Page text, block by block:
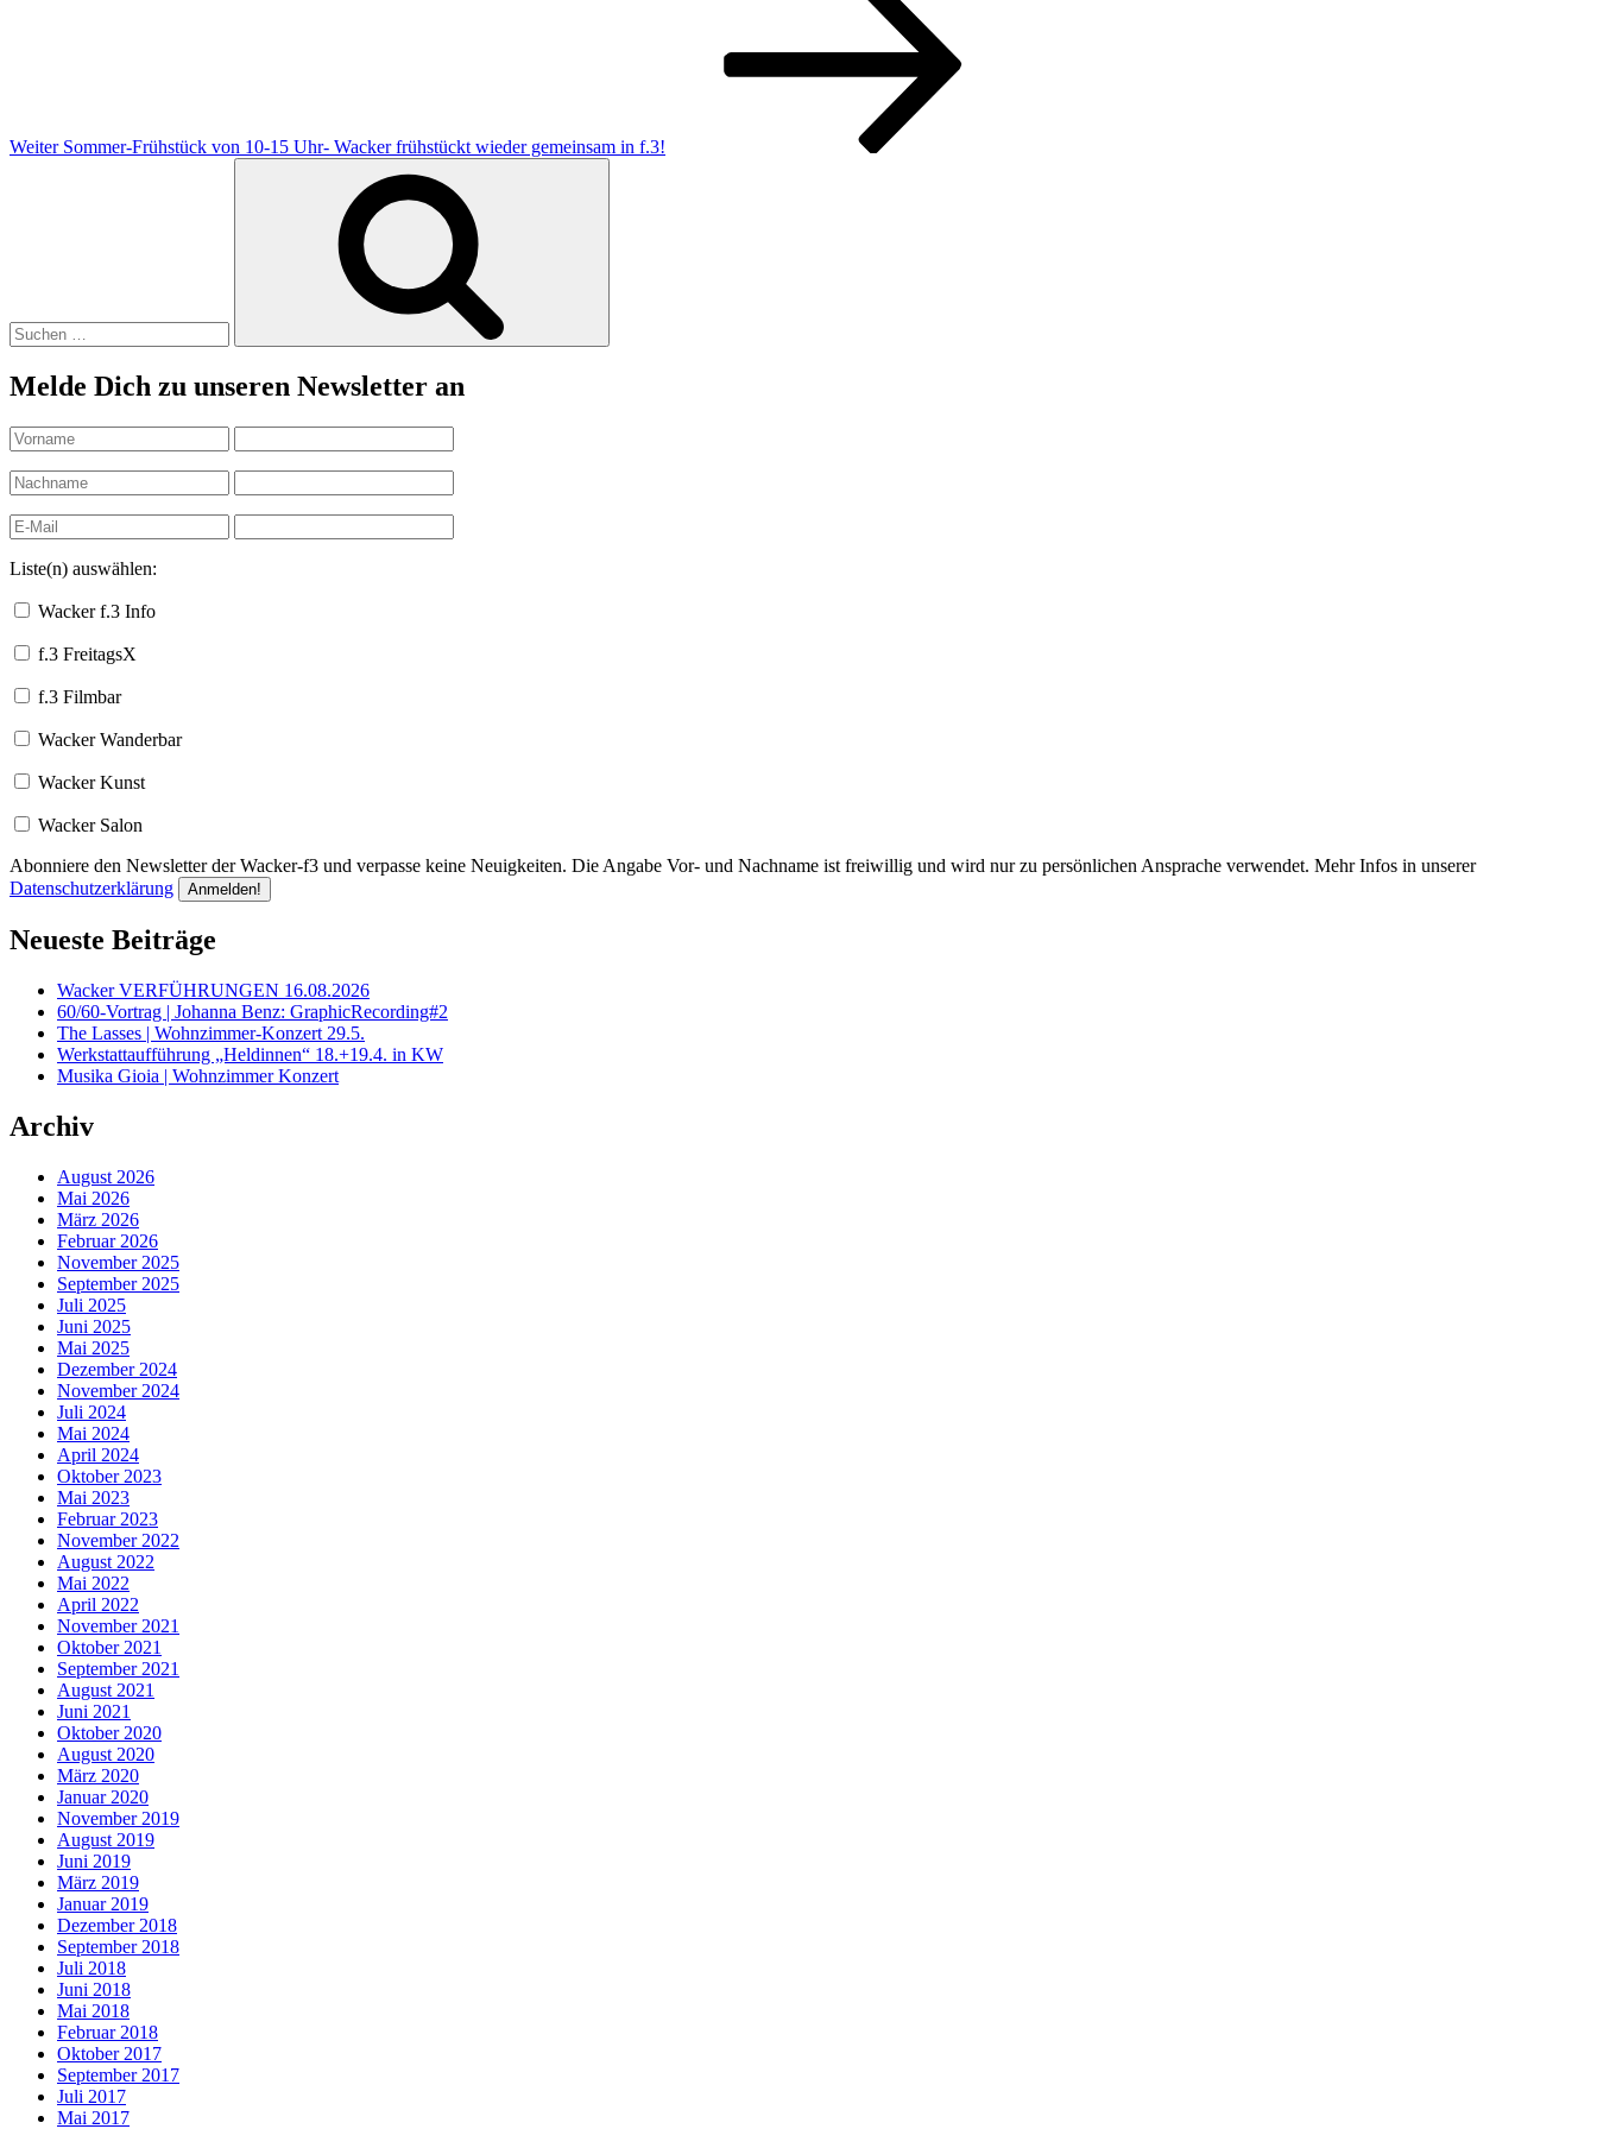
Weiter Sommer-Frühstück von 10-15 Uhr- Wacker frühstückt wieder gemeinsam in f.3!
Melde Dich zu unseren Newsletter an
Liste(n) auswählen:
Wacker f.3 Info
f.3 FreitagsX
f.3 Filmbar
Wacker Wanderbar
Wacker Kunst
Wacker Salon
Abonniere den Newsletter der Wacker-f3 und verpasse keine Neuigkeiten. Die Angabe Vor- und Nachname ist freiwillig und wird nur zu persönlichen Ansprache verwendet. Mehr Infos in unserer
Datenschutzerklärung
Neueste Beiträge
Wacker VERFÜHRUNGEN 16.08.2026
60/60-Vortrag | Johanna Benz: GraphicRecording#2
The Lasses | Wohnzimmer-Konzert 29.5.
Werkstattaufführung „Heldinnen“ 18.+19.4. in KW
Musika Gioia | Wohnzimmer Konzert
Archiv
August 2026
Mai 2026
März 2026
Februar 2026
November 2025
September 2025
Juli 2025
Juni 2025
Mai 2025
Dezember 2024
November 2024
Juli 2024
Mai 2024
April 2024
Oktober 2023
Mai 2023
Februar 2023
November 2022
August 2022
Mai 2022
April 2022
November 2021
Oktober 2021
September 2021
August 2021
Juni 2021
Oktober 2020
August 2020
März 2020
Januar 2020
November 2019
August 2019
Juni 2019
März 2019
Januar 2019
Dezember 2018
September 2018
Juli 2018
Juni 2018
Mai 2018
Februar 2018
Oktober 2017
September 2017
Juli 2017
Mai 2017